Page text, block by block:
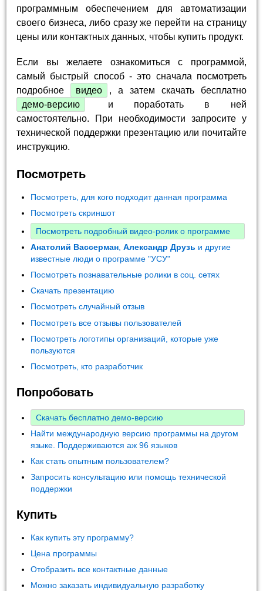
программным обеспечением для автоматизации
своего бизнеса, либо сразу же перейти на страницу
цены или контактных данных, чтобы купить продукт.
Если вы желаете ознакомиться с программой,
самый быстрый способ - это сначала посмотреть
подробное
видео
, а затем скачать бесплатно
демо-версию
и поработать в ней
самостоятельно. При необходимости запросите у
технической поддержки презентацию или почитайте
инструкцию.
Посмотреть
Посмотреть, для кого подходит данная программа
Посмотреть скриншот
Посмотреть подробный видео-ролик о программе
Анатолий Вассерман ,Александр Друзь и другие
известные люди о программе "УСУ"
Посмотреть познавательные ролики в соц. сетях
Скачать презентацию
Посмотреть случайный отзыв
Посмотреть все отзывы пользователей
Посмотреть логотипы организаций, которые уже
пользуются
Посмотреть, кто разработчик
Попробовать
Скачать бесплатно демо-версию
Найти международную версию программы на другом
языке. Поддерживаются аж 96 языков
Как стать опытным пользователем?
Запросить консультацию или помощь технической
поддержки
Купить
Как купить эту программу?
Цена программы
Отобразить все контактные данные
Можно заказать индивидуальную разработку